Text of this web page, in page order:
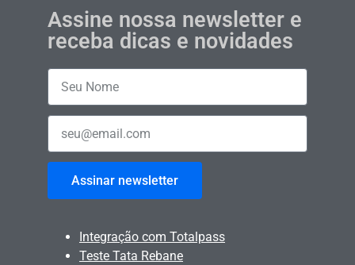
Assine nossa newsletter e
receba dicas e novidades
Assinar newsletter
Integração com Totalpass
Teste Tata Rebane